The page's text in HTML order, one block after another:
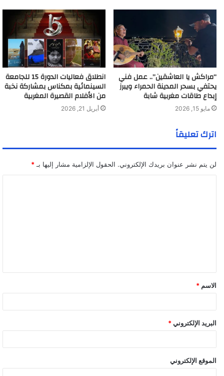
“مراكش يا العاشقين”.. عمل فني
يحتفي بسحر المدينة الحمراء ويبرز
إبداع طاقات مغربية شابة
مايو 15, 2026
انطلاق فعاليات الدورة 15 للجامعة
السينمائية بمكناس بمشاركة نخبة
من الأفلام القصيرة المغربية
أبريل 21, 2026
اترك تعليقاً
لن يتم نشر عنوان بريدك الإلكتروني. الحقول الإلزامية مشار إليها بـ *
ق
*
الاسم *
البريد الإلكتروني *
الموقع الإلكتروني